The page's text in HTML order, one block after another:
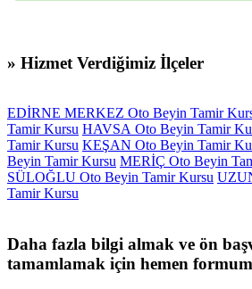
» Hizmet Verdiğimiz İlçeler
EDİRNE MERKEZ Oto Beyin Tamir
Tamir Kursu HAVSA Oto Beyin Tamir
Tamir Kursu KEŞAN Oto Beyin Tamir
Beyin Tamir Kursu MERİÇ Oto Beyin
SÜLOĞLU Oto Beyin Tamir Kursu
Tamir Kursu
Daha fazla bilgi almak ve ön
tamamlamak için hemen